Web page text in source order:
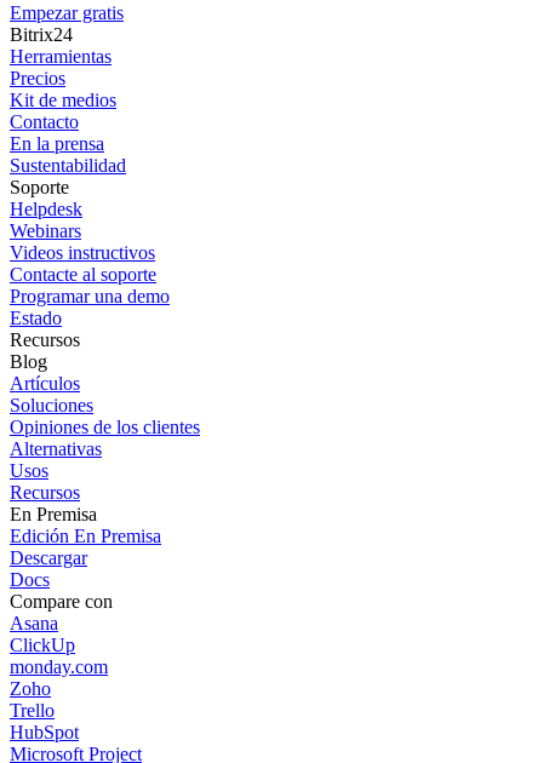
Empezar gratis
Bitrix24
Herramientas
Precios
Kit de medios
Contacto
En la prensa
Sustentabilidad
Soporte
Helpdesk
Webinars
Videos instructivos
Contacte al soporte
Programar una demo
Estado
Recursos
Blog
Artículos
Soluciones
Opiniones de los clientes
Alternativas
Usos
Recursos
En Premisa
Edición En Premisa
Descargar
Docs
Compare con
Asana
ClickUp
monday.com
Zoho
Trello
HubSpot
Microsoft Project